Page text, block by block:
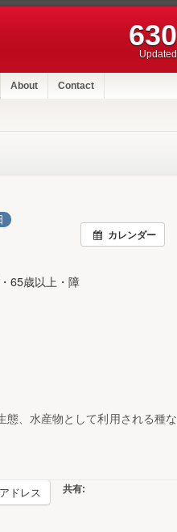
630
Updated
About Contact
カレンダー
65歳以上・障
態、水産物として利用される種な
共有:
ドレス